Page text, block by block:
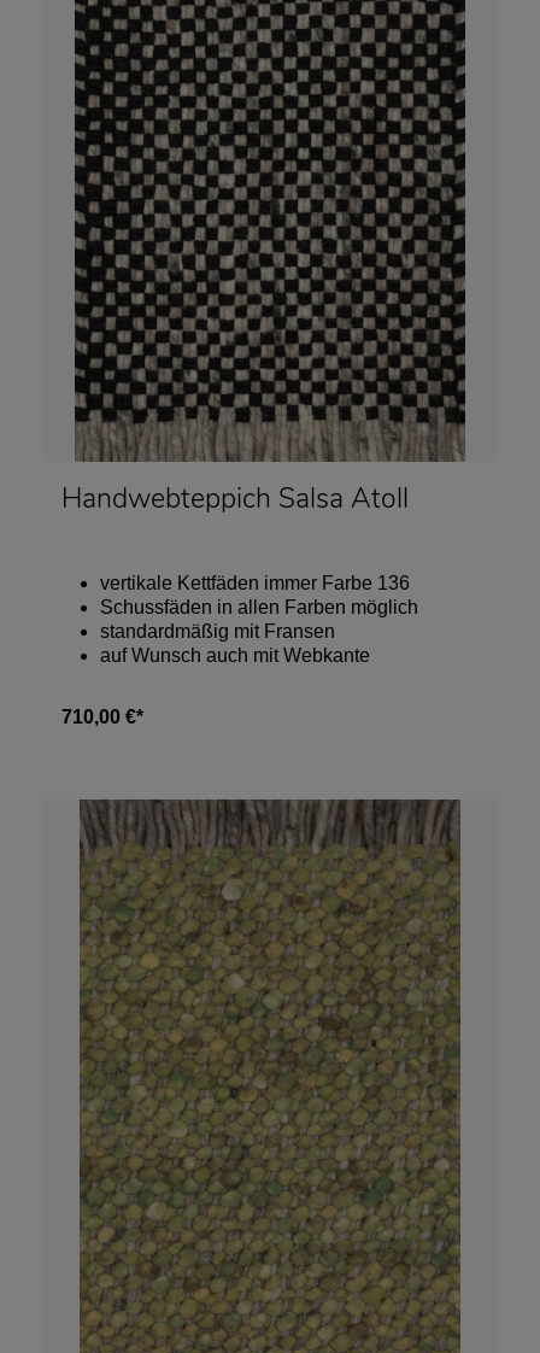
Handwebteppich Salsa Atoll
vertikale Kettfäden immer Farbe 136
Schussfäden in allen Farben möglich
standardmäßig mit Fransen
auf Wunsch auch mit Webkante
710,00 €*